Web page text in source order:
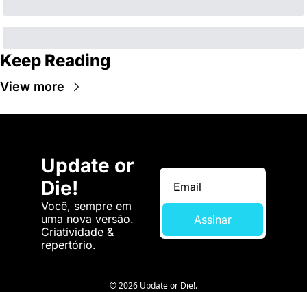
Keep Reading
View more
Update or
Die!
Você, sempre em
uma nova versão.
Criatividade &
repertório.
Assinar
© 2026 Update or Die!.